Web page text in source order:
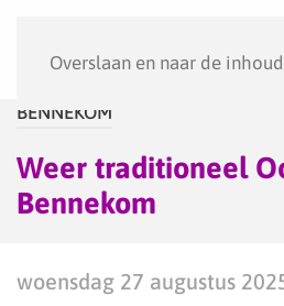
Overslaan en naar de
BENNEKOM
Weer traditioneel
Bennekom
woensdag 27 augustus